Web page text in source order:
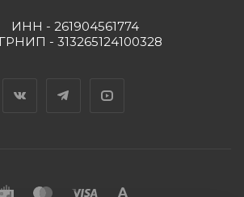
ИНН - 261904561774
- 313265124100328